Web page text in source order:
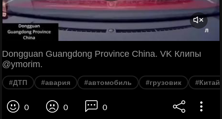
Dongguan Guangdong Province China. VK Клипы
@ymorim.
#ДТП #авария #автомобиль #грузовик #Китай
0 0 0